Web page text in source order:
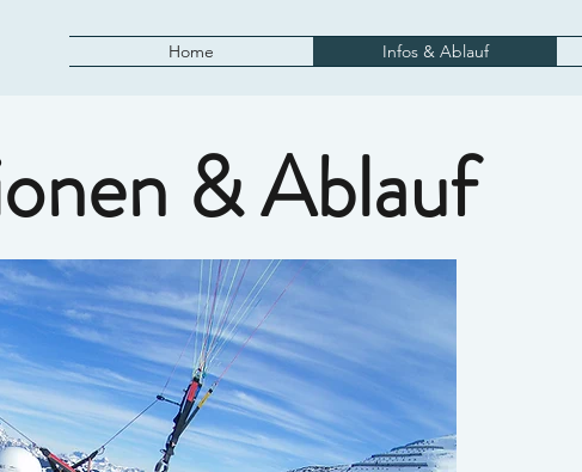
Home Infos & Ablauf
& Ablauf